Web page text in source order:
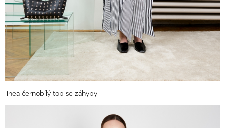
linea černobílý top se záhyby